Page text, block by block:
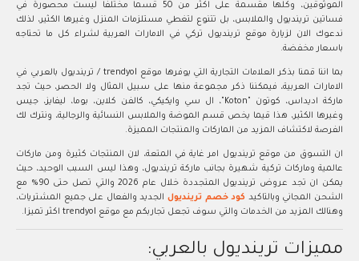
الموثوقين، وكلها مقسمة على اكثر من 50 قسما مختلفا ليست محصورة في
فساتين ترينديول والملابس، بل تتنوع لتغطي مستلزمات المنزل وغيرها الكثير، لذلك
ندعوك الان لزيارة موقع ترينديول تركي في الامارات العربية لشراء كل ما تحتاجه
باسعار مخفضة.
بما اننا قمنا بذكر العلامات التجارية التي يوفرها موقع trendyol / ترينديول بالعربي في
الامارات العربية، فيمكننا ذكر مجموعة منها على سبيل المثال ولا الحصر، حيث تجد
ماركة اديداس، كوتون "Koton"، ال سي وايكيكي، كالفن كلاين، بوما، ليفايز، جيس
وغيرها الكثير، هذا قيما يخص قسم الموضة والملابس النسائية والرجالية، ونترك لك
الفرصة لاكتشاف المزيد من الماركات والمنتجات المميزة.
ان التسوق من موقع ترينديول امر غاية في المتعة، لان المنتجات كثيرة ومن ماركات
عالمية وماركات تركية شهيرة بجانب ماركة ترينديول، وهذا ليس السبب الوحيد، حيث
يمكن ان تجد عروض ترينديول المتجددة خلال عام 2026 والتي تصل حتى 90% مع
الشحن المجاني وبالتاكيد كود خصم ترينديول الجديد والفعال على جميع المشتريات،
وهنالك المزيد من الخدمات والتي سوف تجعل تجاربكم مع موقع trendyol اكثر تميزا.
مميزات ترينديول بالعربي: